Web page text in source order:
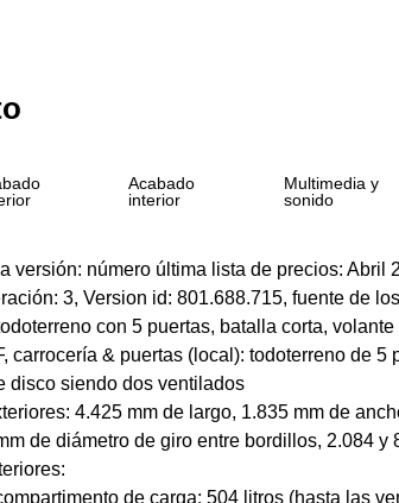
versión: número última lista de precios: Abril
3, Version id: 801.688.715, fuente de
con 5 puertas, batalla corta,
carrocería & puertas (local): todoterreno de 5
disco siendo dos ventilados
4.425 mm de largo, 1.835 mm de
de diámetro de giro entre bordillos, 2.084 y
de carga: 504 litros (hasta las
Acabado
interior
Multimedia y
sonido